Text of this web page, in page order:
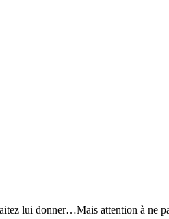
lui donner…Mais attention à ne